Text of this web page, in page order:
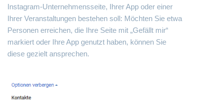
Instagram-Unternehmensseite, Ihrer App oder einer
Ihrer Veranstaltungen bestehen soll: Möchten Sie etwa
Personen erreichen, die Ihre Seite mit „Gefällt mir“
markiert oder Ihre App genutzt haben, können Sie
diese gezielt ansprechen.